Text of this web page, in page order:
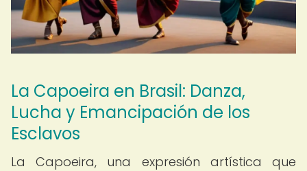
La Capoeira en Brasil: Danza,
Lucha y Emancipación de los
Esclavos
La Capoeira, una expresión artística que